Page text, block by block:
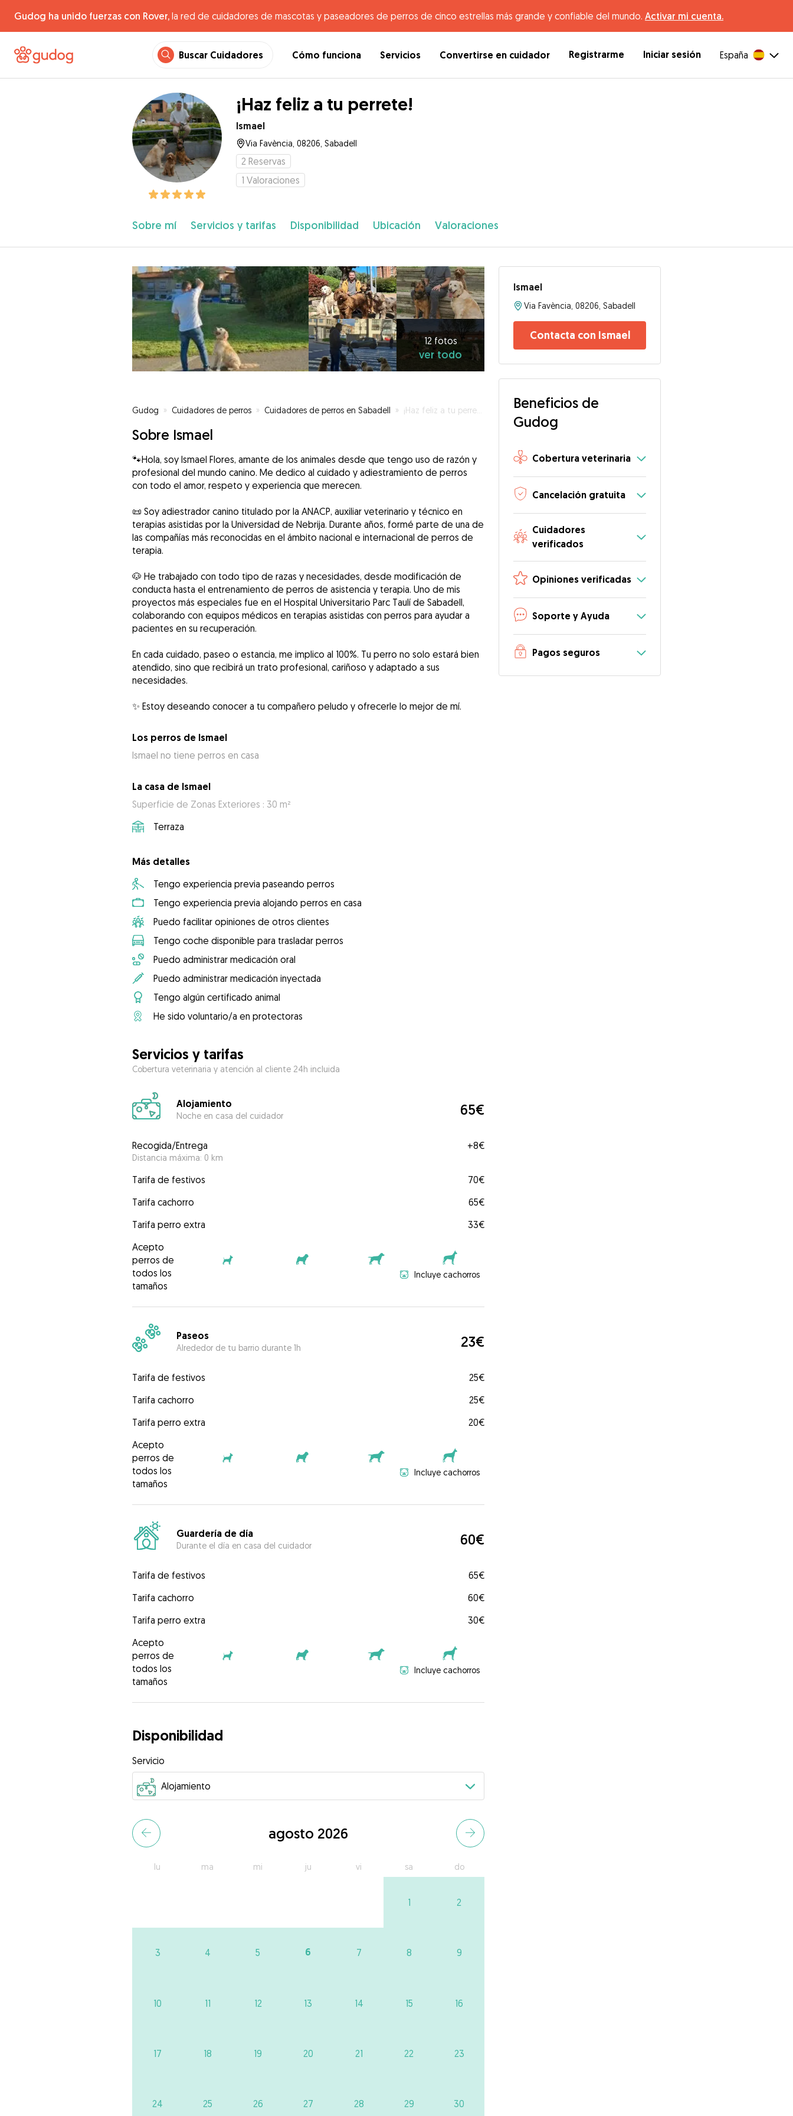
Gudog ha unido fuerzas con Rover, la red de cuidadores de mascotas y paseadores de perros de cinco estrellas más grande y confiable del mundo. Activar mi cuenta.
Buscar Cuidadores Cómo funciona Servicios Convertirse en cuidador Registrarme Iniciar sesión España
¡Haz feliz a tu perrete!
Ismael
Via Favència, 08206, Sabadell
2 Reservas
1 Valoraciones
Sobre mí Servicios y tarifas Disponibilidad Ubicación Valoraciones
12 fotos
ver todo
Gudog » Cuidadores de perros » Cuidadores de perros en Sabadell » ¡Haz feliz a tu perrete!
Sobre Ismael
🐾Hola, soy Ismael Flores, amante de los animales desde que tengo uso de razón y
profesional del mundo canino. Me dedico al cuidado y adiestramiento de perros
con todo el amor, respeto y experiencia que merecen.
📜 Soy adiestrador canino titulado por la ANACP, auxiliar veterinario y técnico en
terapias asistidas por la Universidad de Nebrija. Durante años, formé parte de una de
las compañías más reconocidas en el ámbito nacional e internacional de perros de
terapia.
🐶 He trabajado con todo tipo de razas y necesidades, desde modificación de
conducta hasta el entrenamiento de perros de asistencia y terapia. Uno de mis
proyectos más especiales fue en el Hospital Universitario Parc Taulí de Sabadell,
colaborando con equipos médicos en terapias asistidas con perros para ayudar a
pacientes en su recuperación.
En cada cuidado, paseo o estancia, me implico al 100%. Tu perro no solo estará bien
atendido, sino que recibirá un trato profesional, cariñoso y adaptado a sus
necesidades.
✨ Estoy deseando conocer a tu compañero peludo y ofrecerle lo mejor de mí.
Los perros de Ismael
Ismael no tiene perros en casa
La casa de Ismael
Superficie de Zonas Exteriores : 30 m²
Terraza
Más detalles
Tengo experiencia previa paseando perros
Tengo experiencia previa alojando perros en casa
Puedo facilitar opiniones de otros clientes
Tengo coche disponible para trasladar perros
Puedo administrar medicación oral
Puedo administrar medicación inyectada
Tengo algún certificado animal
He sido voluntario/a en protectoras
Servicios y tarifas
Cobertura veterinaria y atención al cliente 24h incluida
Alojamiento
Noche en casa del cuidador 65€
Recogida/Entrega
Distancia máxima: 0 km
+8€
Tarifa de festivos
70€
Tarifa cachorro
65€
Tarifa perro extra
33€
Acepto
perros de
todos los
tamaños
Incluye cachorros
Paseos
Alrededor de tu barrio durante 1h 23€
Tarifa de festivos
25€
Tarifa cachorro
25€
Tarifa perro extra
20€
Acepto
perros de
todos los
tamaños
Incluye cachorros
Guardería de día
Durante el día en casa del cuidador 60€
Tarifa de festivos
65€
Tarifa cachorro
60€
Tarifa perro extra
30€
Acepto
perros de
todos los
tamaños
Incluye cachorros
Disponibilidad
Servicio
agosto 2026
lu ma mi ju vi sa do
1 2
3 4 5 6 7 8 9
10 11 12 13 14 15 16
17 18 19 20 21 22 23
24 25 26 27 28 29 30
Ismael
Via Favència, 08206, Sabadell
Contacta con Ismael
Beneficios de
Gudog
Cobertura veterinaria
Cancelación gratuita
Cuidadores
verificados
Opiniones verificadas
Soporte y Ayuda
Pagos seguros